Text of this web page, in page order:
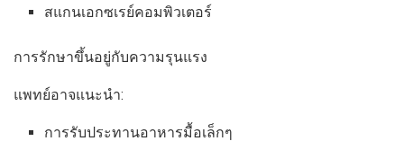
สแกนเอกซเรย์คอมพิวเตอร์
การรักษาขึ้นอยู่กับความรุนแรง
แพทย์อาจแนะนำ:
การรับประทานอาหารมื้อเล็กๆ